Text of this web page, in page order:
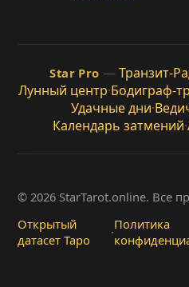
Star Pro — Транзит-
Лунный центр·Бодиграф-
Удачные дни·
Календарь затмений·
© 2026 StarTarot.online. Все
Открытый
датасет Таро
·Политика